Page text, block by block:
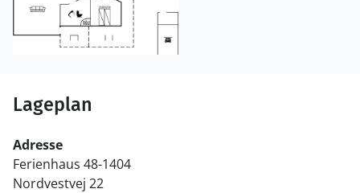
Lageplan
Adresse
Ferienhaus 48-1404
Nordvestvej 22